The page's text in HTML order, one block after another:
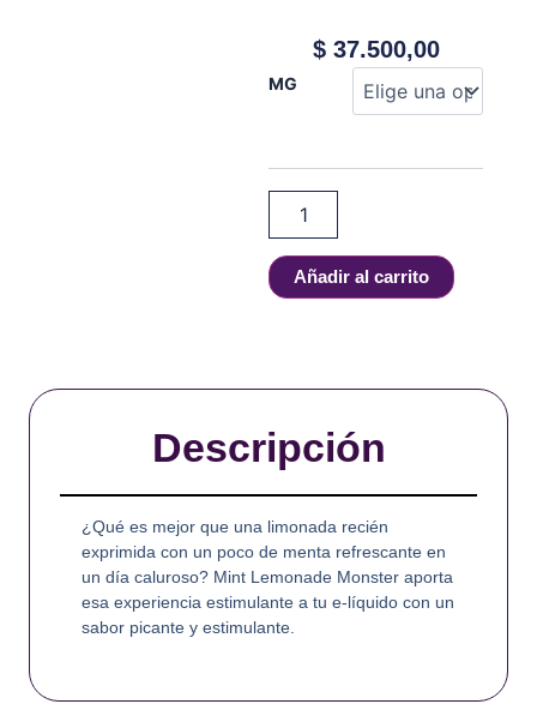
$37.500,00
MG
LEMONADE
LEMONADE
-
ml
cantidad
Añadir al carrito
Descripción
¿Qué es mejor que una limonada recién
exprimida con un poco de menta refrescante en
un día caluroso? Mint Lemonade Monster aporta
esa experiencia estimulante a tu e-líquido con un
sabor picante y estimulante.